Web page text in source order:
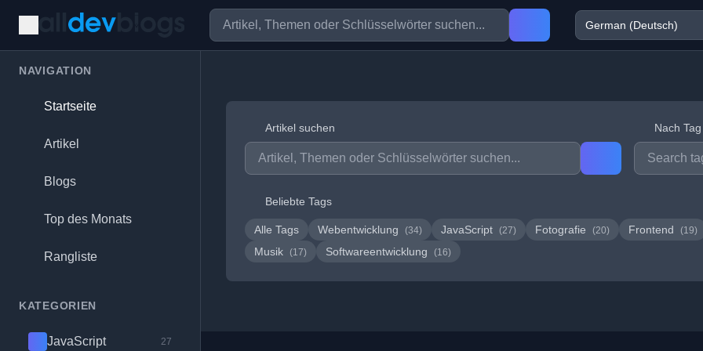
NAVIGATION
Startseite
Artikel
Blogs
Top des Monats
Rangliste
KATEGORIEN
JavaScript 27
Artikel suchen Nach
Beliebte Tags
Alle Tags Webentwicklung (34) JavaScript (27) Fotografie (20) Frontend (19)
Musik (17) Softwareentwicklung (16)